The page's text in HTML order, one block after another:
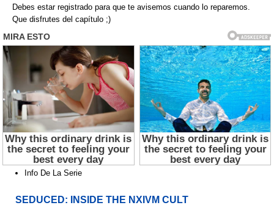
Debes estar registrado para que te avisemos cuando lo reparemos.
Que disfrutes del capítulo ;)
Info De La Serie
SEDUCED: INSIDE THE NXIVM CULT